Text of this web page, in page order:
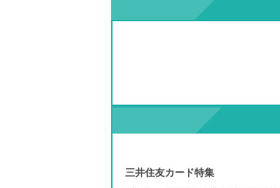
三井住友カード特集